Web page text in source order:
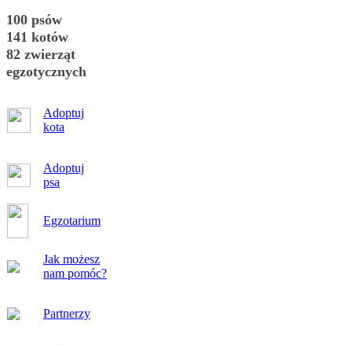
100 psów
141 kotów
82 zwierząt
egzotycznych
Adoptuj
kota
Adoptuj
psa
Egzotarium
Jak możesz
nam pomóc?
Partnerzy